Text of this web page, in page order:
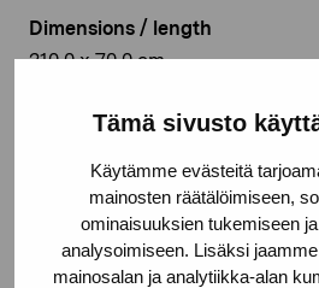
Tämä sivusto
Käytämme evästeitä
mainosten räätälöimiseen,
ominaisuuksien tukemiseen
analysoimiseen. Lisäksi
mainosalan ja analytiikka-alan
Dimensions / length
210,0 x 70,0 cm
Medium
Bildväv/konsttextil. Verket
konstsamling.